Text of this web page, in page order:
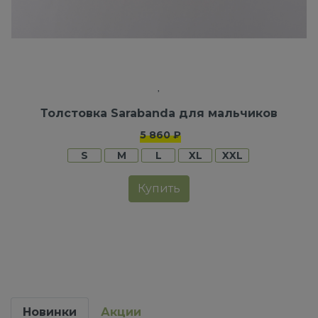
Толстовка Sarabanda для мальчиков
5 860 ₽
S
M L XL XXL
Купить
Новинки Акции